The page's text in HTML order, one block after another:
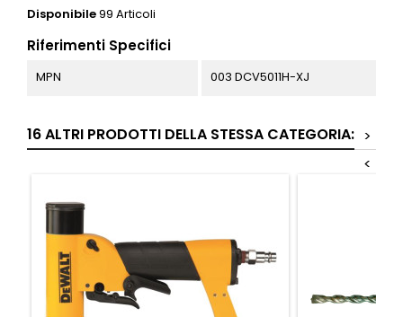
Disponibile99 Articoli
Riferimenti Specifici
MPN 003 DCV5011H-XJ
16 ALTRI PRODOTTI DELLA STESSA CATEGORIA: >
<